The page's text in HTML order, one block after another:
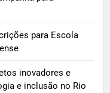
para Escola
inovadores e
e inclusão no Rio